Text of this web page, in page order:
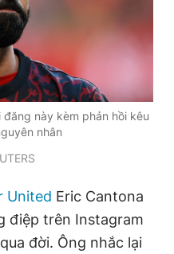
này kèm phản hồi kêu
nhân
United Eric Cantona
điệp trên Instagram
đời. Ông nhắc lại